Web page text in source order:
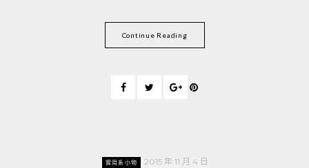
Continue Reading
實用系小物 2015 年 11 月 4 日